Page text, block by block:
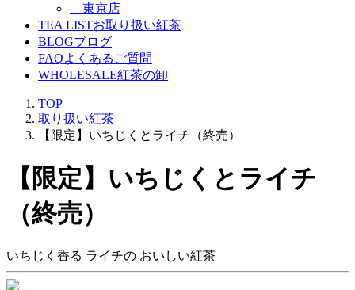
東京店
TEA LISTお取り扱い紅茶
BLOGブログ
FAQよくあるご質問
WHOLESALE紅茶の卸
TOP
取り扱い紅茶
【限定】いちじくとライチ（終売）
【限定】いちじくとライチ
（終売）
いちじく香る ライチの おいしい紅茶